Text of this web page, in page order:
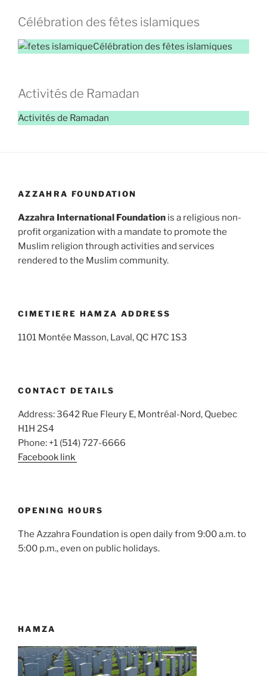
Célébration des fêtes islamiques
Célébration des fêtes islamiques
Activités de Ramadan
Activités de Ramadan
AZZAHRA FOUNDATION
Azzahra International Foundation is a religious non-
profit organization with a mandate to promote the
Muslim religion through activities and services
rendered to the Muslim community.
CIMETIERE HAMZA ADDRESS
1101 Montée Masson, Laval, QC H7C 1S3
CONTACT DETAILS
Address: 3642 Rue Fleury E, Montréal-Nord, Quebec
H1H 2S4
Phone: +1 (514) 727-6666
Facebook link
OPENING HOURS
The Azzahra Foundation is open daily from 9:00 a.m. to
5:00 p.m., even on public holidays.
HAMZA